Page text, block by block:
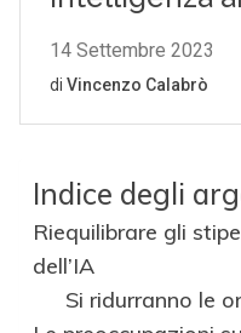
Indice degli
Riequilibrare gli
dell’IA
Si ridurranno le